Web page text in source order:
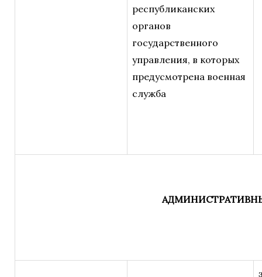
республиканских
органов
государственного
управления, в которых
предусмотрена военная
служба